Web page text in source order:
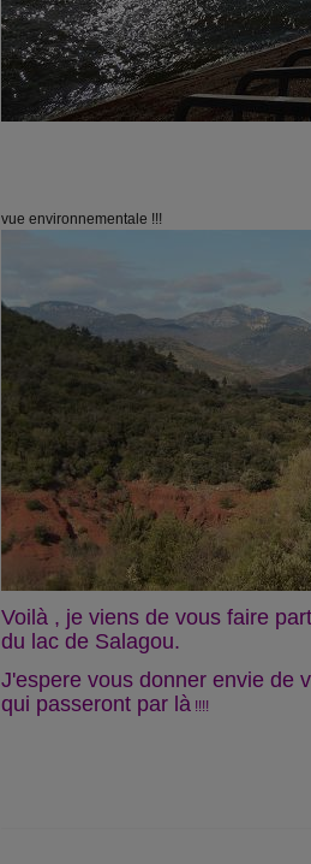
vue environnementale !!!
Voilà , je viens de vous faire
du lac de Salagou.
J'espere vous donner envie de
qui passeront par là !!!!